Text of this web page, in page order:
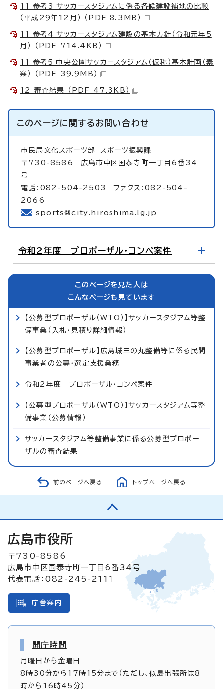
11_参考3_サッカースタジアムに係る各候建設補地の比較
（平成29年12月） （PDF 8.3MB）
11_参考4_サッカースタジアム建設の基本方針（令和元年5
月） （PDF 714.4KB）
11_参考5_中央公園サッカースタジアム（仮称）基本計画（素
案） （PDF 39.9MB）
12 審査結果 （PDF 47.3KB）
このページに関するお問い合わせ
市民局文化スポーツ部 スポーツ振興課
〒730-8586 広島市中区国泰寺町一丁目6番34
号
電話：082-504-2503 ファクス：082-504-
2066
sports@city.hiroshima.lg.jp
令和2年度 プロポーザル・コンペ案件
このページを見た人は
こんなページも見ています
【公募型プロポーザル（WTO）】サッカースタジアム等整
備事業（入札・見積り詳細情報）
【公募型プロポーザル】広島城三の丸整備等に係る民間
事業者の公募・選定支援業務
令和2年度 プロポーザル・コンペ案件
【公募型プロポーザル（WTO）】サッカースタジアム等整
備事業（公募情報）
サッカースタジアム等整備事業に係る公募型プロポー
ザルの審査結果
前のページへ戻る トップページへ戻る
広島市役所
〒730-8586
広島市中区国泰寺町一丁目6番34号
代表電話：082-245-2111
庁舎案内
開庁時間
月曜日から金曜日
8時30分から17時15分まで（ただし、似島出張所は8
時から16時45分）